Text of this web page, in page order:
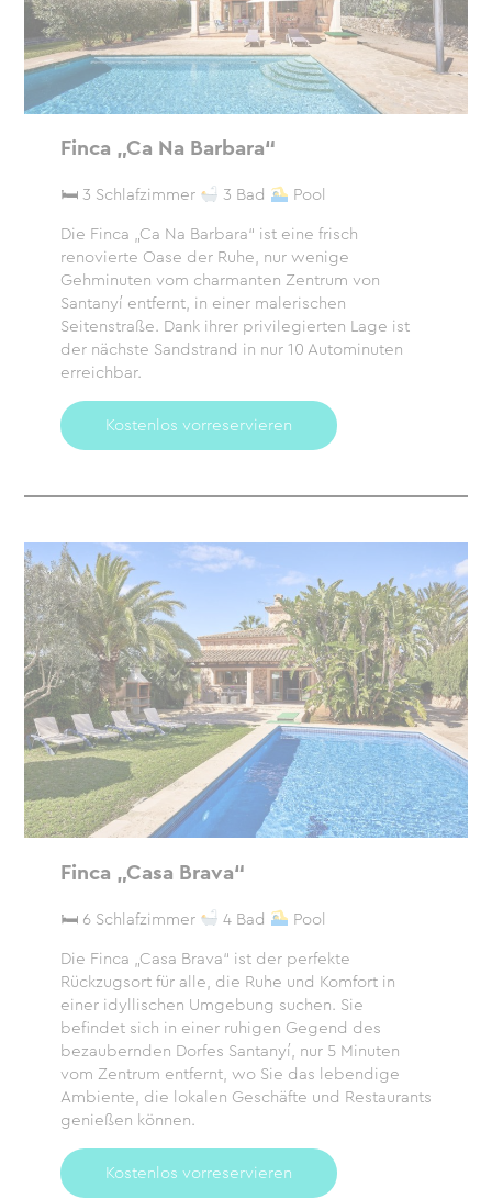
Finca „Ca Na Barbara“
🛏 3 Schlafzimmer 3 Bad
Pool
Die Finca „Ca Na Barbara“ ist eine frisch
renovierte Oase der Ruhe, nur wenige
Gehminuten vom charmanten Zentrum von
Santanyí entfernt, in einer malerischen
Seitenstraße. Dank ihrer privilegierten Lage ist
der nächste Sandstrand in nur 10 Autominuten
erreichbar.
Kostenlos vorreservieren
Finca „Casa Brava“
🛏 6 Schlafzimmer 4 Bad
Pool
Die Finca „Casa Brava“ ist der perfekte
Rückzugsort für alle, die Ruhe und Komfort in
einer idyllischen Umgebung suchen. Sie
befindet sich in einer ruhigen Gegend des
bezaubernden Dorfes Santanyí, nur 5 Minuten
vom Zentrum entfernt, wo Sie das lebendige
Ambiente, die lokalen Geschäfte und Restaurants
genießen können.
Kostenlos vorreservieren